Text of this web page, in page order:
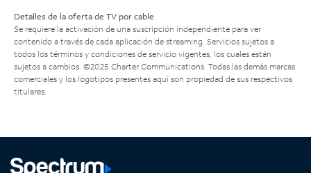
Detalles de la oferta de TV por cable
Se requiere la activación de una suscripción independiente para ver
contenido a través de cada aplicación de streaming. Servicios sujetos a
todos los términos y condiciones de servicio vigentes, los cuales están
sujetos a cambios. ©2025 Charter Communications. Todas las demás marcas
comerciales y los logotipos presentes aquí son propiedad de sus respectivos
titulares.